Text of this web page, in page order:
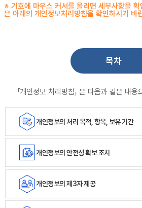
※ 기호에 마우스 커서를 올리면 세부사항을
은 아래의 개인정보처리방침을 확인하시기 바
목차
「개인정보 처리방침」 은 다음과 같은 내
개인정보의 처리 목적, 항목, 보유 기간
개인정보의 안전성 확보 조치
개인정보의 제3자 제공